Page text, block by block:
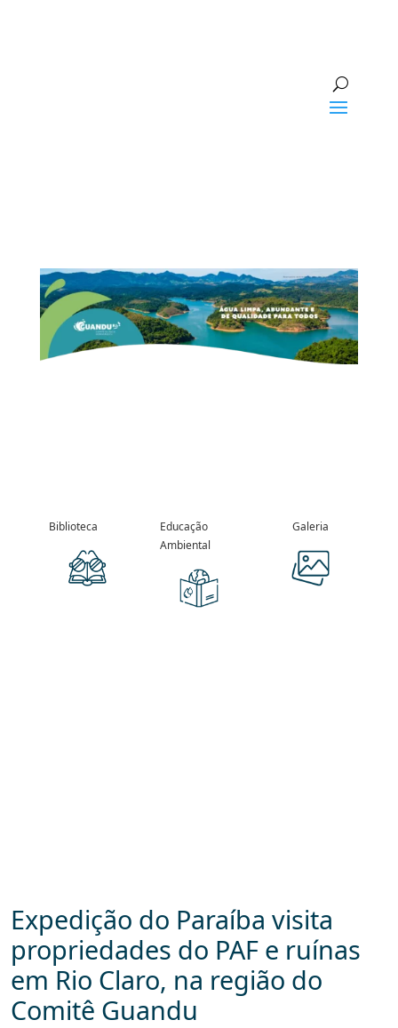
Biblioteca
Educação
Ambiental
Galeria
Expedição do Paraíba visita
propriedades do PAF e ruínas
em Rio Claro, na região do
Comitê Guandu